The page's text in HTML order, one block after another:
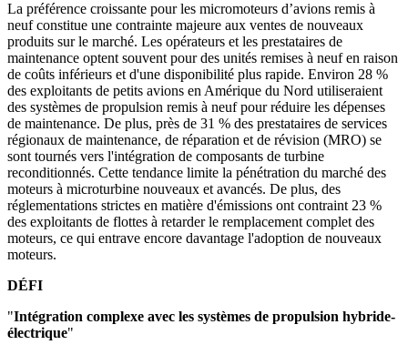
La préférence croissante pour les micromoteurs d’avions remis à
neuf constitue une contrainte majeure aux ventes de nouveaux
produits sur le marché. Les opérateurs et les prestataires de
maintenance optent souvent pour des unités remises à neuf en raison
de coûts inférieurs et d'une disponibilité plus rapide. Environ 28 %
des exploitants de petits avions en Amérique du Nord utiliseraient
des systèmes de propulsion remis à neuf pour réduire les dépenses
de maintenance. De plus, près de 31 % des prestataires de services
régionaux de maintenance, de réparation et de révision (MRO) se
sont tournés vers l'intégration de composants de turbine
reconditionnés. Cette tendance limite la pénétration du marché des
moteurs à microturbine nouveaux et avancés. De plus, des
réglementations strictes en matière d'émissions ont contraint 23 %
des exploitants de flottes à retarder le remplacement complet des
moteurs, ce qui entrave encore davantage l'adoption de nouveaux
moteurs.
DÉFI
"Intégration complexe avec les systèmes de propulsion hybride-
électrique"